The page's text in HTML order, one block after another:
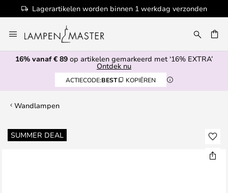
Lagerartikelen worden binnen 1 werkdag verzonden
naar
de
inhoud
16% vanaf € 89 op artikelen gemarkeerd met ‘16% EXTRA’
Ontdek nu
ACTIECODE:BEST KOPIËREN
Wandlampen
SUMMER DEAL
Ga
naar